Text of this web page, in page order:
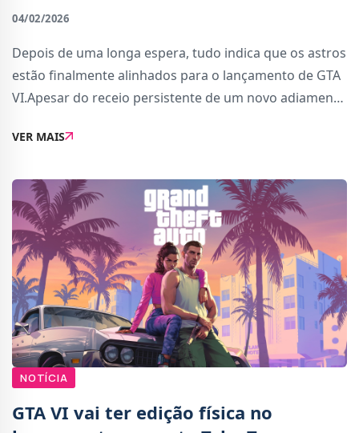
04/02/2026
Depois de uma longa espera, tudo indica que os astros
estão finalmente alinhados para o lançamento de GTA
VI.Apesar do receio persistente de um novo adiamento
mostram que a editora está confiante na
VER MAIS
NOTÍCIA
GTA VI vai ter edição física no